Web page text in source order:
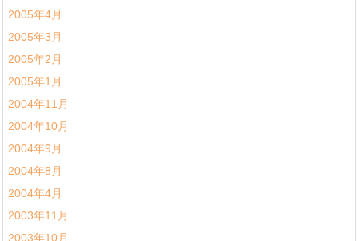
2005年4月
2005年3月
2005年2月
2005年1月
2004年11月
2004年10月
2004年9月
2004年8月
2004年4月
2003年11月
2003年10月